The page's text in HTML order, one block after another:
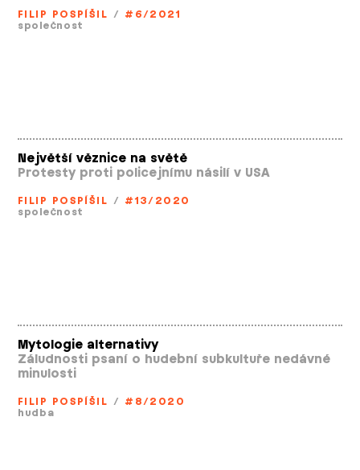
FILIP POSPÍŠIL / #6/2021
společnost
Největší věznice na světě
Protesty proti policejnímu násilí v USA
FILIP POSPÍŠIL / #13/2020
společnost
Mytologie alternativy
Záludnosti psaní o hudební subkultuře nedávné
minulosti
FILIP POSPÍŠIL / #8/2020
hudba